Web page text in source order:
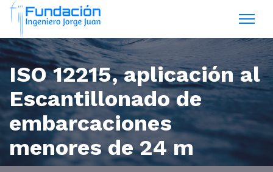
ISO 12215, aplicación al
Escantillonado de
embarcaciones
menores de 24 m